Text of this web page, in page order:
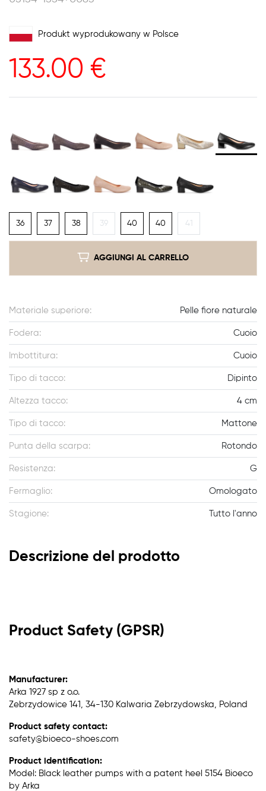
Produkt wyprodukowany w Polsce
133.00 €
36 37 38 39 40 40 41
AGGIUNGI AL CARRELLO
Materiale superiore: Pelle fiore naturale
Fodera: Cuoio
Imbottitura: Cuoio
Tipo di tacco: Dipinto
Altezza tacco: 4 cm
Tipo di tacco: Mattone
Punta della scarpa: Rotondo
Resistenza: G
Fermaglio: Omologato
Stagione: Tutto l'anno
Descrizione del prodotto
Product Safety (GPSR)
Manufacturer:
Arka 1927 sp z o.o.
Zebrzydowice 141, 34-130 Kalwaria Zebrzydowska, Poland
Product safety contact:
safety@bioeco-shoes.com
Product identification:
Model: Black leather pumps with a patent heel 5154 Bioeco
by Arka